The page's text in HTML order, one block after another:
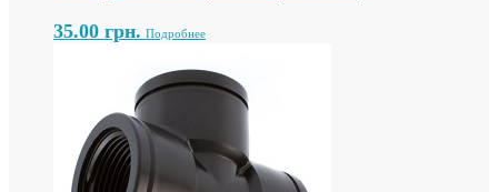
35.00 грн. Подробнее